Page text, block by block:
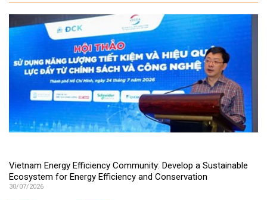
Vietnam Energy Efficiency Community: Develop a Sustainable
Ecosystem for Energy Efficiency and Conservation
30/07/2026